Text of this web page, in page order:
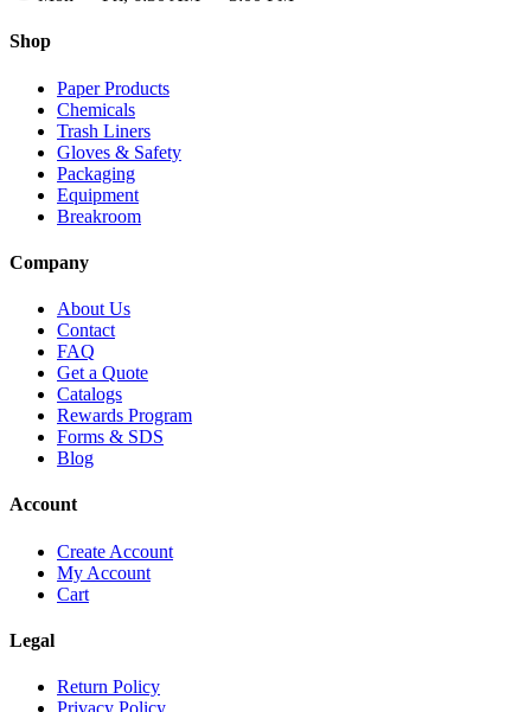
Shop
Paper Products
Chemicals
Trash Liners
Gloves & Safety
Packaging
Equipment
Breakroom
Company
About Us
Contact
FAQ
Get a Quote
Catalogs
Rewards Program
Forms & SDS
Blog
Account
Create Account
My Account
Cart
Legal
Return Policy